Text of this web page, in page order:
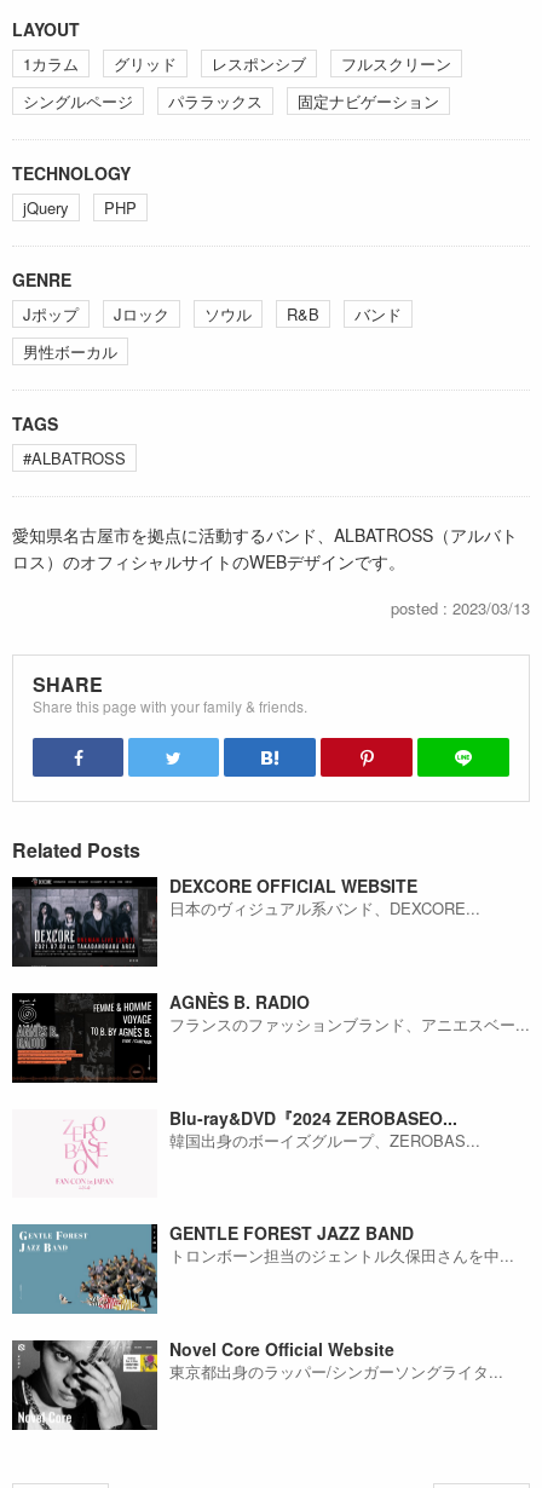
LAYOUT
1カラム グリッド レスポンシブ
フルスクリーン
シングルページ
パララックス 固定ナビゲーション
TECHNOLOGY
jQuery PHP
GENRE
Jポップ Jロック ソウル R&B
バンド
男性ボーカル
TAGS
#ALBATROSS
愛知県名古屋市を拠点に活動するバンド、ALBATROSS（アルバト
ロス）のオフィシャルサイトのWEBデザインです。
posted : 2023/03/13
SHARE
Share this page with your family & friends.
Related Posts
DEXCORE OFFICIAL WEBSITE
日本のヴィジュアル系バンド、DEXCORE...
AGNÈS B. RADIO
フランスのファッションブランド、アニエスベー...
Blu-ray&DVD『2024 ZEROBASEO...
韓国出身のボーイズグループ、ZEROBAS...
GENTLE FOREST JAZZ BAND
トロンボーン担当のジェントル久保田さんを中...
Novel Core Official Website
東京都出身のラッパー/シンガーソングライタ...